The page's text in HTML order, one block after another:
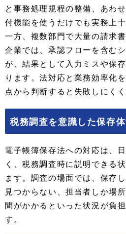
と事務処理規程の整備、あわ
付機能を使うだけでも実務上
一方、複数部門で大量の請求
企業では、承認フローを含む
が、結果として入力ミスや保
ります。法対応と業務効率化
点から判断すると失敗しにくく
税務調査を意識した保存
電子帳簿保存法への対応は、
く、税務調査時に説明できる
ます。調査の場面では、保存
見つからない、担当者しか場
間がかかるといった状況が負
す。